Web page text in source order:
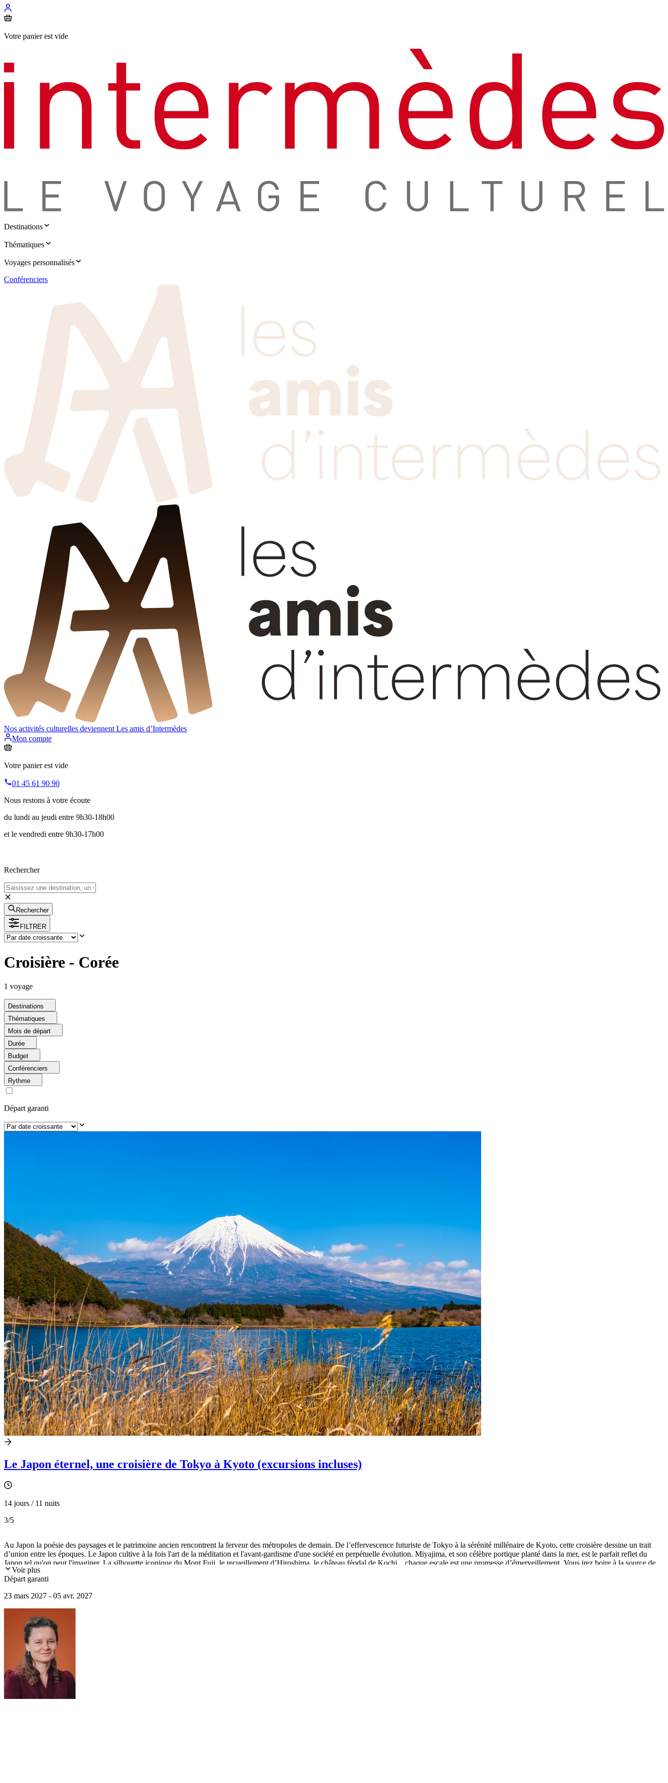
Votre panier est vide
Destinations
Thématiques
Voyages personnalisés
Conférenciers
Nos activités culturelles deviennent Les amis d’Intermèdes
Mon compte
Votre panier est vide
01 45 61 90 90
Nous restons à votre écoute
du lundi au jeudi entre 9h30-18h00
et le vendredi entre 9h30-17h00
Rechercher
Rechercher
FILTRER
Croisière - Corée
1 voyage
Destinations
Thématiques
Mois de départ
Durée
Budget
Conférenciers
Rythme
Départ garanti
Le Japon éternel, une croisière de Tokyo à Kyoto (excursions incluses)
14 jours / 11 nuits
3/5
Au Japon la poésie des paysages et le patrimoine ancien rencontrent la ferveur des métropoles de demain. De l’effervescence futuriste de Tokyo à la sérénité millénaire de Kyoto, cette croisière dessine un trait
d’union entre les époques. Le Japon cultive à la fois l'art de la méditation et l'avant-gardisme d'une société en perpétuelle évolution. Miyajima, et son célèbre portique planté dans la mer, est le parfait reflet du
Japon tel qu'on peut l'imaginer. La silhouette iconique du Mont Fuji, le recueillement d’Hiroshima, le château féodal de Kochi…chaque escale est une promesse d’émerveillement. Vous irez boire à la source de
l'histoire du Japon, celle des samouraïs et des shoguns. Entre la fleur de cerisier et le fil du sabre, c'est un pays qui cultive l'harmonie des contraires.
Voir plus
Départ garanti
23 mars 2027 - 05 avr. 2027